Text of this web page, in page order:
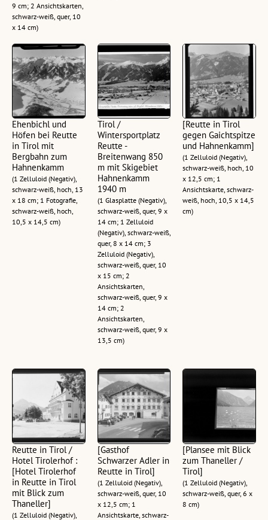
9 cm; 2 Ansichtskarten,
schwarz-weiß, quer, 10
x 14 cm)
Ehenbichl und
Höfen bei Reutte
in Tirol mit
Bergbahn zum
Hahnenkamm
(1 Zelluloid (Negativ),
schwarz-weiß, hoch, 13
x 18 cm; 1 Fotografie,
schwarz-weiß, hoch,
10,5 x 14,5 cm)
Tirol /
Wintersportplatz
Reutte -
Breitenwang 850
m mit Skigebiet
Hahnenkamm
1940 m
(1 Glasplatte (Negativ),
schwarz-weiß, quer, 9 x
14 cm; 1 Zelluloid
(Negativ), schwarz-weiß,
quer, 8 x 14 cm; 3
Zelluloid (Negativ),
schwarz-weiß, quer, 10
x 15 cm; 2
Ansichtskarten,
schwarz-weiß, quer, 9 x
14 cm; 2
Ansichtskarten,
schwarz-weiß, quer, 9 x
13,5 cm)
[Reutte in Tirol
gegen Gaichtspitze
und Hahnenkamm]
(1 Zelluloid (Negativ),
schwarz-weiß, hoch, 10
x 12,5 cm; 1
Ansichtskarte, schwarz-
weiß, hoch, 10,5 x 14,5
cm)
Reutte in Tirol /
Hotel Tirolerhof :
[Hotel Tirolerhof
in Reutte in Tirol
mit Blick zum
Thaneller]
(1 Zelluloid (Negativ),
[Gasthof
Schwarzer Adler in
Reutte in Tirol]
(1 Zelluloid (Negativ),
schwarz-weiß, quer, 10
x 12,5 cm; 1
Ansichtskarte, schwarz-
[Plansee mit Blick
zum Thaneller /
Tirol]
(1 Zelluloid (Negativ),
schwarz-weiß, quer, 6 x
8 cm)